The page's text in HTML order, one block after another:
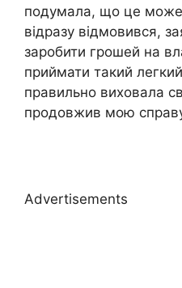
подумала, що це може
відразу відмовився,
заробити грошей на
приймати такий
правильно виховала
продовжив мою
Advertisements